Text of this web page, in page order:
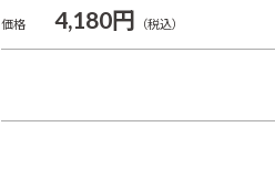
価格 4,180円 （税込）